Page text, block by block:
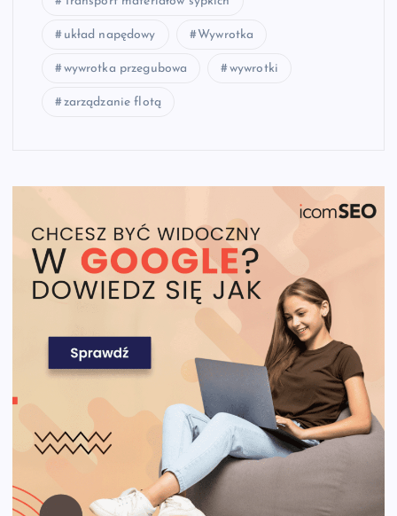
układ napędowy Wywrotka
wywrotka przegubowa wywrotki
zarządzanie flotą